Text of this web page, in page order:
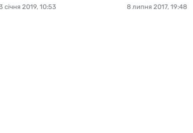
січня 2019, 10:53 8 липня 2017, 19:48